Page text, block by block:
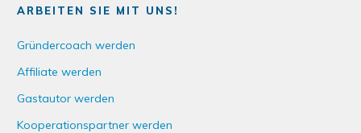
ARBEITEN SIE MIT UNS!
Gründercoach werden
Affiliate werden
Gastautor werden
Kooperationspartner werden